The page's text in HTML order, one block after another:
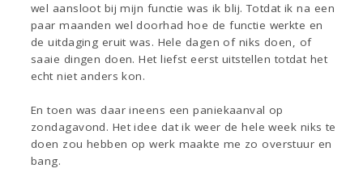
wel aansloot bij mijn functie was ik blij. Totdat ik na een
paar maanden wel doorhad hoe de functie werkte en
de uitdaging eruit was. Hele dagen of niks doen, of
saaie dingen doen. Het liefst eerst uitstellen totdat het
echt niet anders kon.
En toen was daar ineens een paniekaanval op
zondagavond. Het idee dat ik weer de hele week niks te
doen zou hebben op werk maakte me zo overstuur en
bang.